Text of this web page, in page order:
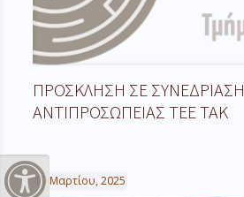
Εναλλαγή Υψηλής Αντίθεσης
ΠΡΟΣΚΛΗΣΗ ΣΕ ΣΥΝΕΔΡΙΑΣΗ
ΑΝΤΙΠΡΟΣΩΠΕΙΑΣ ΤΕΕ ΤΑΚ
19 Μαρτίου, 2025